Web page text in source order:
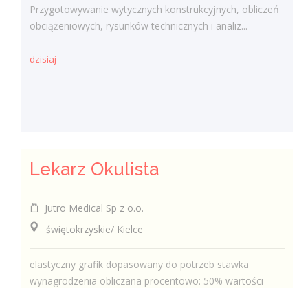
Przygotowywanie wytycznych konstrukcyjnych, obliczeń
obciążeniowych, rysunków technicznych i analiz...
dzisiaj
Lekarz Okulista
Jutro Medical Sp z o.o.
świętokrzyskie/ Kielce
elastyczny grafik dopasowany do potrzeb stawka
wynagrodzenia obliczana procentowo: 50% wartości